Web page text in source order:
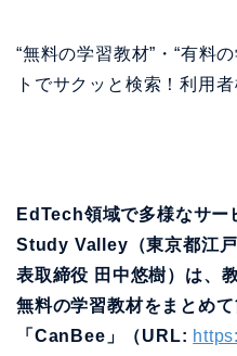
“無料の学習教材”・“有料
トでサクッと検索！利用
EdTech領域で多様なサー
Study Valley（東京都江
表取締役 田中悠樹）は、
無料の学習教材をまとめ
「CanBee」（URL: